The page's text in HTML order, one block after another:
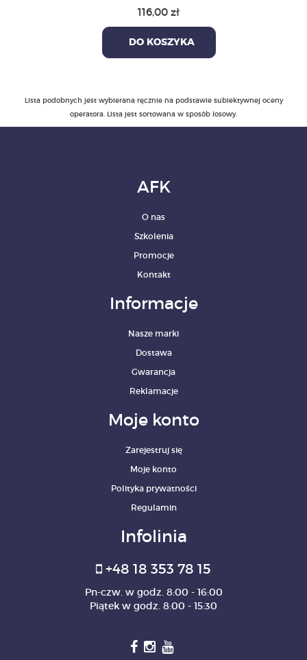
116,00 zł
DO KOSZYKA
Lista podobnych jest wybierana ręcznie na podstawie subiektywnej oceny
operatora. Lista jest sortowana w sposób losowy.
AFK
O nas
Szkolenia
Promocje
Kontakt
Informacje
Nasze marki
Dostawa
Gwarancja
Reklamacje
Moje konto
Zarejestruj się
Moje konto
Polityka prywatności
Regulamin
Infolinia
+48 18 353 78 15
Pn-czw. w godz. 8:00 - 16:00
Piątek w godz. 8:00 - 15:30